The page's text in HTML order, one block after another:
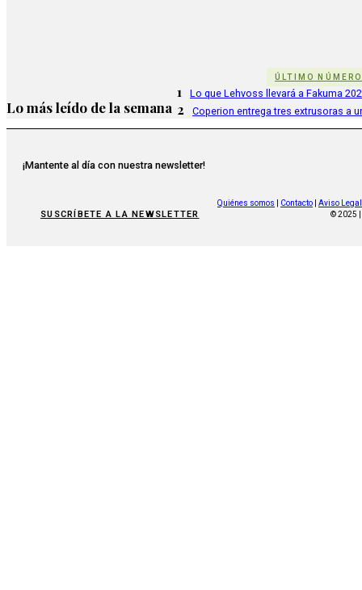
ÚLTIMO NÚMERO
Lo más leído de la semana
1 Lo que Lehvoss llevará a Fakuma
2 Coperion entrega tres extrusoras a
¡Mantente al día con nuestra newsletter!
SUSCRÍBETE A LA NEWSLETTER
Quiénes somos Contacto
Aviso Legal
© 2025